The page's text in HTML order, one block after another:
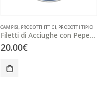
CAMPISI, PRODOTTI ITTICI, PRODOTTI TIPICI
Filetti di Acciughe con Peperoncino in Latta 500g
20.00€